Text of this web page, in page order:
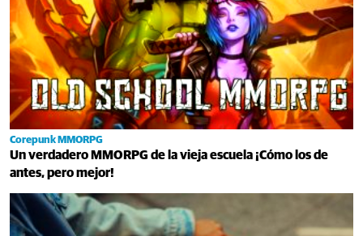
Corepunk MMORPG
Un verdadero MMORPG de la vieja escuela ¡Cómo los de
antes, pero mejor!